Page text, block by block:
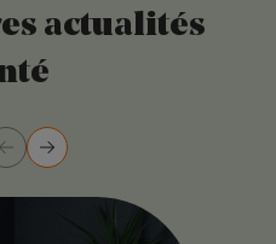
actualités
numéro 1
numéro 2
numéro 3
Précédent
Suivant